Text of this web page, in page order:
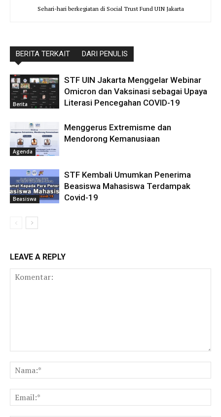
Sehari-hari berkegiatan di Social Trust Fund UIN Jakarta
BERITA TERKAIT DARI PENULIS
Berita
STF UIN Jakarta Menggelar Webinar
Omicron dan Vaksinasi sebagai Upaya
Literasi Pencegahan COVID-19
Agenda
Menggerus Extremisme dan
Mendorong Kemanusiaan
Beasiswa
STF Kembali Umumkan Penerima
Beasiswa Mahasiswa Terdampak
Covid-19
LEAVE A REPLY